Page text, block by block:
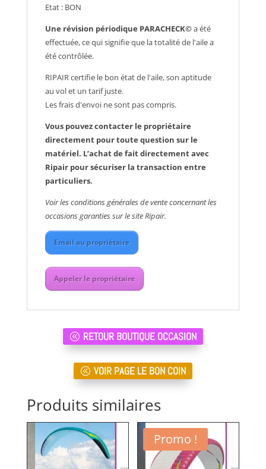
Etat : BON
Une révision périodique PARACHECK©a été
effectuée, ce qui signifie que la totalité de l'aile a
été contrôlée.
RIPAIR certifie le bon état de l'aile, son aptitude
au vol et un tarif juste.
Les frais d'envoi ne sont pas compris.
Vous pouvez contacter le propriétaire
directement pour toute question sur le
matériel. L’achat de fait directement avec
Ripair pour sécuriser la transaction entre
particuliers.
Voir les conditions générales de vente concernant les
occasions garanties sur le site Ripair.
Email au propriétaire
Appeler le propriétaire
RETOUR BOUTIQUE OCCASION
VOIR PAGE LE BON COIN
Produits similaires
Promo !